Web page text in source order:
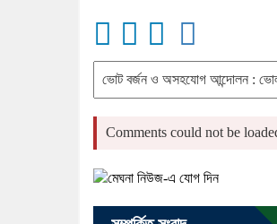
Comments could not be